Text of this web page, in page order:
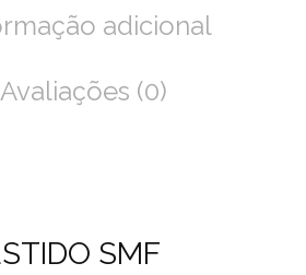
adicional
Avaliações (0)
SMF